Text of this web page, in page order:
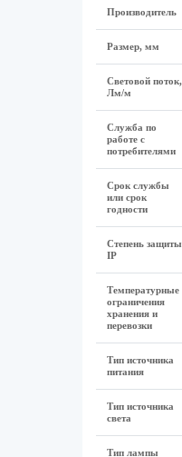
Производитель
Размер, мм
Световой поток,
Лм/м
Служба по
работе с
потребителями
Срок службы
или срок
годности
Степень защиты
IP
Температурные
ограничения
хранения и
перевозки
Тип источника
питания
Тип источника
света
Тип лампы